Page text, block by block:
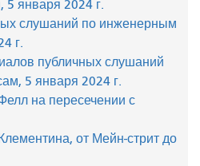
января 2024 г.
слушаний по инженерным
г.
публичных слушаний
5 января 2024 г.
на пересечении с
от Мейн-стрит до